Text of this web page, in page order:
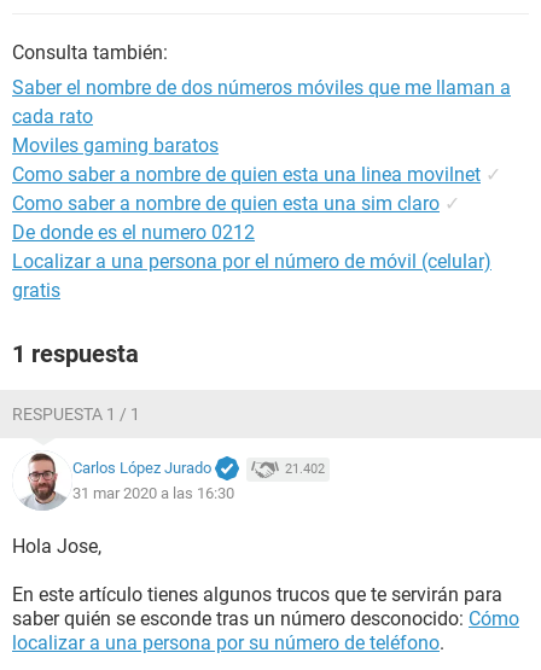
Consulta también:
Saber el nombre de dos números móviles que me llaman a
cada rato
Moviles gaming baratos
Como saber a nombre de quien esta una linea movilnet ✓
Como saber a nombre de quien esta una sim claro ✓
De donde es el numero 0212
Localizar a una persona por el número de móvil (celular)
gratis
1 respuesta
RESPUESTA 1 / 1
Carlos López Jurado 21.402
31 mar 2020 a las 16:30
Hola Jose,
En este artículo tienes algunos trucos que te servirán para
saber quién se esconde tras un número desconocido: Cómo
localizar a una persona por su número de teléfono.